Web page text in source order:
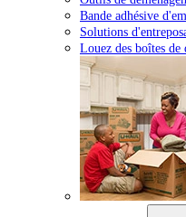
Bande adhésive
Solutions
Louez des boîtes de